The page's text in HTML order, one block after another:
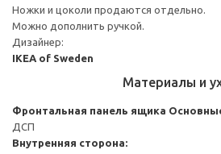
Ножки и цоколи продаются отдельно.
Можно дополнить ручкой.
Дизайнер:
IKEA of Sweden
Материалы и
Фронтальная панель ящика
ДСП
Внутренняя сторона: